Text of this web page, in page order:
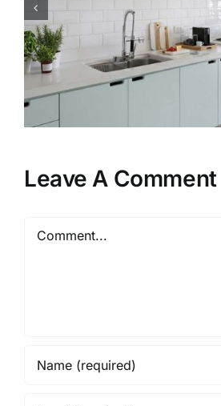
Hal yang
Saat
Kloset
Leave A Comment